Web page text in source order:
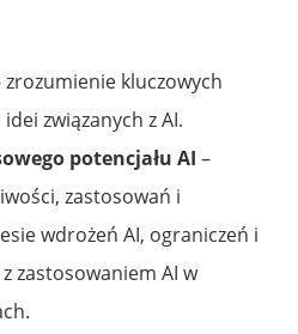
zrozumienie kluczowych
związanych z AI.
potencjału AI –
zastosowań i
wdrożeń AI, ograniczeń i
zastosowaniem AI w